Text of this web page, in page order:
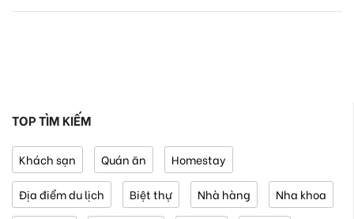
TOP TÌM KIẾM
Khách sạn Quán ăn Homestay
Địa điểm du lịch Biệt thự Nhà hàng Nha khoa